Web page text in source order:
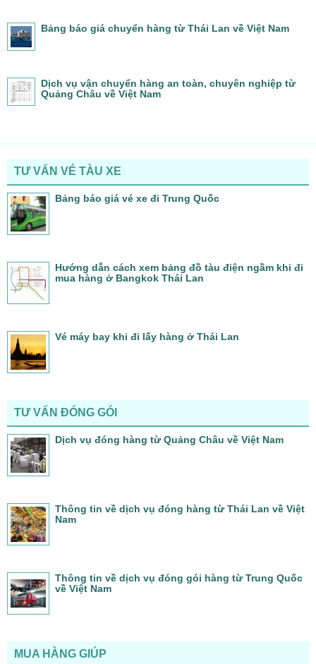
Bảng báo giá chuyển hàng từ Thái Lan về Việt Nam
Dịch vụ vận chuyển hàng an toàn, chuyên nghiệp từ
Quảng Châu về Việt Nam
TƯ VẤN VÉ TÀU XE
Bảng báo giá vé xe đi Trung Quốc
Hướng dẫn cách xem bảng đồ tàu điện ngầm khi đi
mua hàng ở Bangkok Thái Lan
Vé máy bay khi đi lấy hàng ở Thái Lan
TƯ VẤN ĐÓNG GÓI
Dịch vụ đóng hàng từ Quảng Châu về Việt Nam
Thông tin về dịch vụ đóng hàng từ Thái Lan về Việt
Nam
Thông tin về dịch vụ đóng gói hàng từ Trung Quốc
về Việt Nam
MUA HÀNG GIÚP